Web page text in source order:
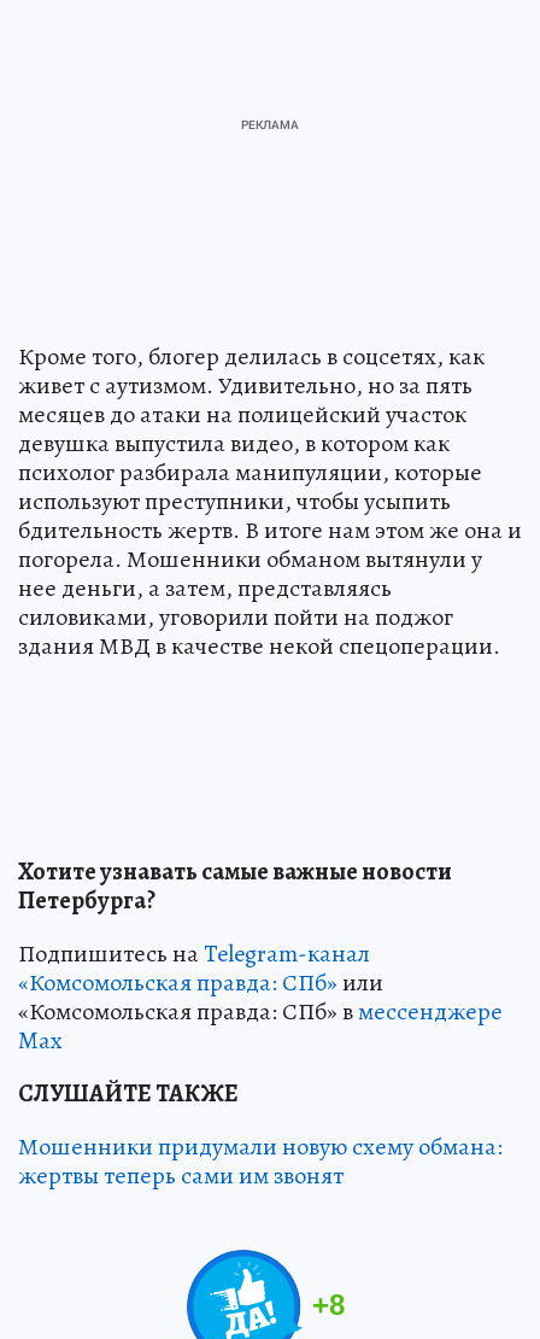
Кроме того, блогер делилась в соцсетях, как
живет с аутизмом. Удивительно, но за пять
месяцев до атаки на полицейский участок
девушка выпустила видео, в котором как
психолог разбирала манипуляции, которые
используют преступники, чтобы усыпить
бдительность жертв. В итоге нам этом же она и
погорела. Мошенники обманом вытянули у
нее деньги, а затем, представляясь
силовиками, уговорили пойти на поджог
здания МВД в качестве некой спецоперации.
Хотите узнавать самые важные новости
Петербурга?
Подпишитесь наTelegram-канал
«Комсомольская правда: СПб»или
«Комсомольская правда: СПб» вмессенджере
Max
СЛУШАЙТЕ ТАКЖЕ
Мошенники придумали новую схему обмана:
жертвы теперь сами им звонят
+8